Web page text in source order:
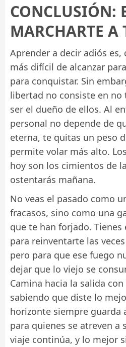
CONCLUSIÓN:
MARCHARTE A
Aprender a decir adiós es,
más difícil de alcanzar
para conquistar. Sin
libertad no consiste en no
ser el dueño de ellos. Al
personal no depende de
eterna, te quitas un peso
permite volar más alto.
hoy son los cimientos de
ostentarás mañana.
No veas el pasado como
fracasos, sino como una
que te han forjado.
para reinventarte las
pero para que ese fuego
dejar que lo viejo se
Camina hacia la salida
sabiendo que diste lo
horizonte siempre guarda
para quienes se atreven a
viaje continúa, y lo mejor